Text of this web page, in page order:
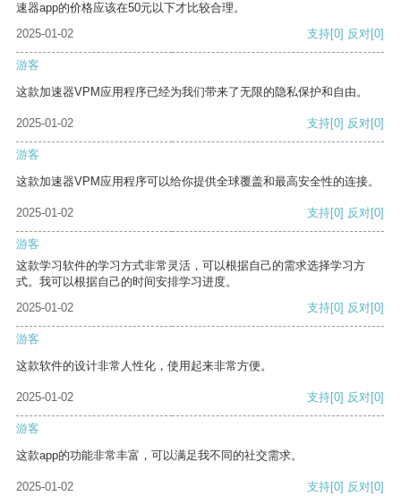
速器app的价格应该在50元以下才比较合理。
2025-01-02
支持[0] 反对[0]
游客
这款加速器VPM应用程序已经为我们带来了无限的隐私保护和自由。
2025-01-02 支持[0] 反对[0]
游客
这款加速器VPM应用程序可以给你提供全球覆盖和最高安全性的连接。
2025-01-02 支持[0] 反对[0]
游客
这款学习软件的学习方式非常灵活，可以根据自己的需求选择学习方
式。我可以根据自己的时间安排学习进度。
2025-01-02
支持[0] 反对[0]
游客
这款软件的设计非常人性化，使用起来非常方便。
2025-01-02 支持[0] 反对[0]
游客
这款app的功能非常丰富，可以满足我不同的社交需求。
2025-01-02 支持[0] 反对[0]